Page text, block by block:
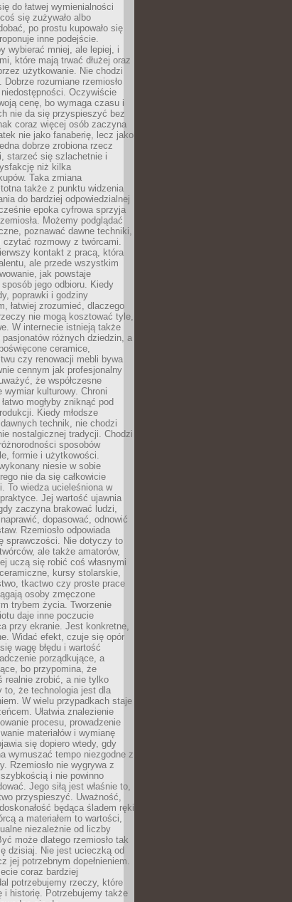
do łatwej wymienialności
się zużywało albo
po prostu kupowało się
inne podejście.
wybierać mniej, ale lepiej, i
które mają trwać dłużej oraz
użytkowanie. Nie chodzi
Dobrze rozumiane rzemiosło
Oczywiście
cenę, bo wymaga czasu i
nie da się przyspieszyć bez
coraz więcej osób zaczyna
nie jako fanaberię, lecz jako
dobrze zrobiona rzecz
starzeć się szlachetnie i
niż kilka
Taka zmiana
także z punktu widzenia
do bardziej odpowiedzialnej
epoka cyfrowa sprzyja
Możemy podglądać
poznawać dawne techniki,
czytać rozmowy z twórcami.
kontakt z pracą, która
ale przede wszystkim
jak powstaje
jego odbioru. Kiedy
poprawki i godziny
łatwiej zrozumieć, dlaczego
nie mogą kosztować tyle,
W internecie istnieją także
różnych dziedzin, a
poświęcone ceramice,
czy renowacji mebli bywa
cennym jak profesjonalny
że współczesne
wymiar kulturowy. Chroni
mogłyby zniknąć pod
Kiedy młodsze
technik, nie chodzi
nostalgicznej tradycji. Chodzi
sposobów
formie i użytkowości.
niesie w sobie
nie da się całkowicie
To wiedza ucieleśniona w
Jej wartość ujawnia
zaczyna brakować ludzi,
dopasować, odnowić
Rzemiosło odpowiada
sprawczości. Nie dotyczy to
ale także amatorów,
uczą się robić coś własnymi
kursy stolarskie,
tkactwo czy proste prace
osoby zmęczone
trybem życia. Tworzenie
daje inne poczucie
przy ekranie. Jest konkretne,
Widać efekt, czuje się opór
wagę błędu i wartość
porządkujące, a
bo przypomina, że
realnie zrobić, a nie tylko
to, że technologia jest dla
W wielu przypadkach staje
Ułatwia znalezienie
procesu, prowadzenie
materiałów i wymianę
się dopiero wtedy, gdy
wymuszać tempo niezgodne z
Rzemiosło nie wygrywa z
i nie powinno
Jego siłą jest właśnie to,
przyspieszyć. Uważność,
będąca śladem ręki
a materiałem to wartości,
niezależnie od liczby
może dlatego rzemiosło tak
dzisiaj. Nie jest ucieczką od
jej potrzebnym dopełnieniem.
coraz bardziej
potrzebujemy rzeczy, które
i historię. Potrzebujemy także